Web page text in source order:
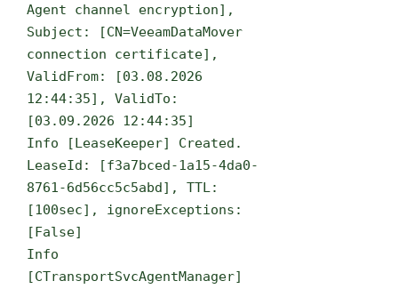
Agent channel encryption],
Subject: [CN=VeeamDataMover
connection certificate],
ValidFrom: [03.08.2026
12:44:35], ValidTo:
[03.09.2026 12:44:35]
Info [LeaseKeeper] Created.
LeaseId: [f3a7bced-1a15-4da0-
8761-6d56cc5c5abd], TTL:
[100sec], ignoreExceptions:
[False]
Info
[CTransportSvcAgentManager]